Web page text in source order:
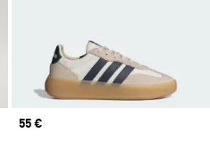
Price
55 €